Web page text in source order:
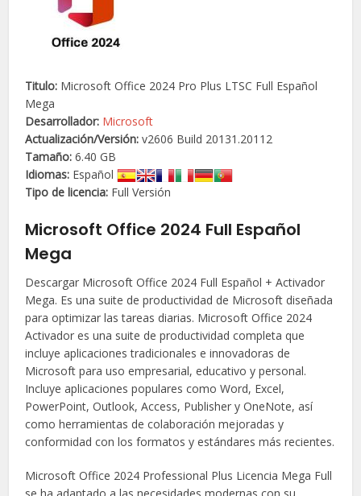
Titulo: Microsoft Office 2024 Pro Plus LTSC Full Español
Mega
Desarrollador: Microsoft
Actualización/Versión: v2606 Build 20131.20112
Tamaño: 6.40 GB
Idiomas: Español
Tipo de licencia: Full Versión
Microsoft Office 2024 Full Español
Mega
Descargar Microsoft Office 2024 Full Español + Activador
Mega. Es una suite de productividad de Microsoft diseñada
para optimizar las tareas diarias. Microsoft Office 2024
Activador es una suite de productividad completa que
incluye aplicaciones tradicionales e innovadoras de
Microsoft para uso empresarial, educativo y personal.
Incluye aplicaciones populares como Word, Excel,
PowerPoint, Outlook, Access, Publisher y OneNote, así
como herramientas de colaboración mejoradas y
conformidad con los formatos y estándares más recientes.
Microsoft Office 2024 Professional Plus Licencia Mega Full